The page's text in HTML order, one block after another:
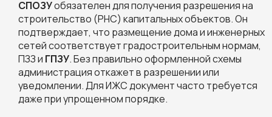
СПОЗУобязателен для получения разрешения на
строительство (РНС) капитальных объектов. Он
подтверждает, что размещение дома и инженерных
сетей соответствует градостроительным нормам,
ПЗЗ и ГПЗУ. Без правильно оформленной схемы
администрация откажет в разрешении или
уведомлении. Для ИЖС документ часто требуется
даже при упрощенном порядке.